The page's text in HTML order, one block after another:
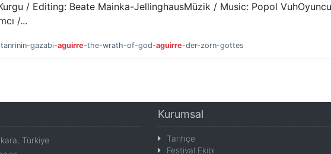
/ Editing: Beate Mainka-JellinghausMüzik / Music: Popol
/...
gazabi-aguirre-the-wrath-of-god-aguirre-der-zorn-gottes
Türkiye
Kurumsal
Tarihçe
Festival Ekibi